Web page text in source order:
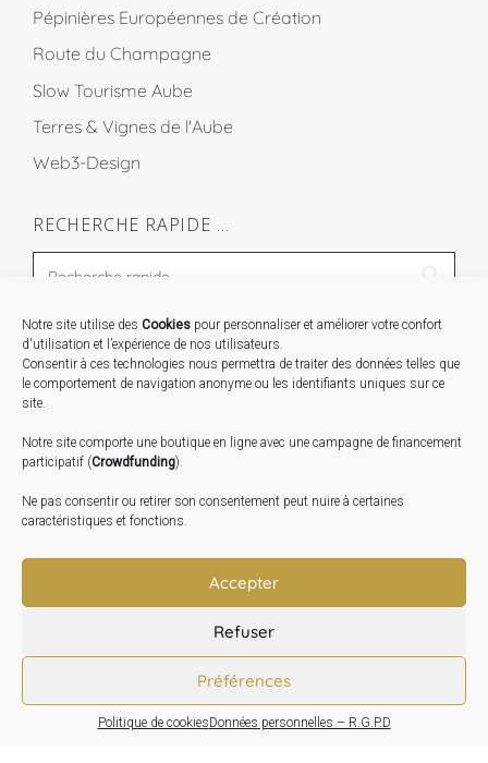
Notre site utilise des Cookies pour personnaliser et améliorer votre confort
d'utilisation et l’expérience de nos utilisateurs.
Consentir à ces technologies nous permettra de traiter des données telles que
le comportement de navigation anonyme ou les identifiants uniques sur ce
site.
Notre site comporte une boutique en ligne avec une campagne de financement
participatif (Crowdfunding).
Ne pas consentir ou retirer son consentement peut nuire à certaines
caractéristiques et fonctions.
Accepter
Refuser
Préférences
Politique de cookiesDonnées personnelles – R.G.P.D
Pépinières Européennes de Création
Route du Champagne
Slow Tourisme Aube
Terres & Vignes de l'Aube
Web3-Design
RECHERCHE RAPIDE …
STAGES …
Expo « Mesures de lumière » du 19 Sept au 29 Nov.
Inauguration de la Grange : Le 17 Oct. 2026
Atelier Image : L’art au service de la santé mentale –
10 Oct. 2026